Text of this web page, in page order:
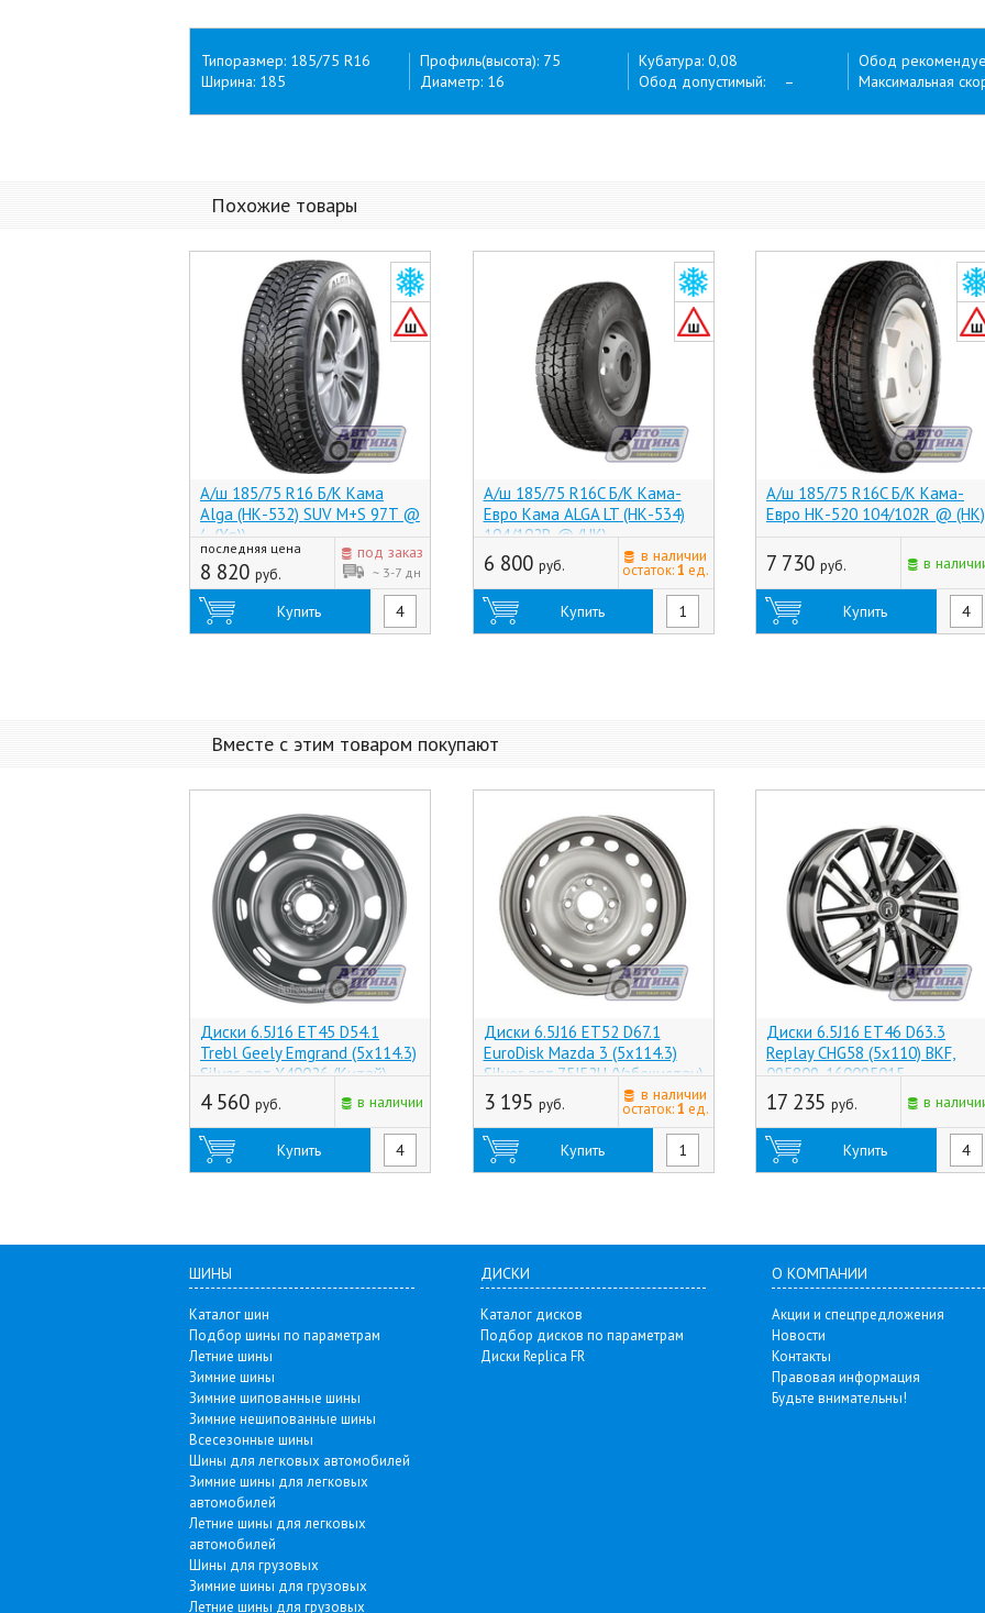
Типоразмер: 185/75 R16
Ширина: 185
Профиль(высота): 75
Диаметр: 16
Кубатура: 0,08
Обод допустимый: –
Обод
Максимальная
Похожие товары
А/ш 185/75 R16 Б/К Кама
Alga (НК-532) SUV M+S 97T @
(-, (Хр))
последняя цена
8 820 руб.
под заказ
~ 3-7 дн
Купить
А/ш 185/75 R16C Б/К Кама-
Евро Кама ALGA LT (НК-534)
104/102R @ (НК)
6 800 руб.
в наличии
остаток:1 ед.
Купить
А/ш 185/75 R16C Б/К Кама-
Евро НК-520 104/102R @ (НК)
7 730 руб. в
Купить
Вместе с этим товаром покупают
Диски 6.5J16 ET45 D54.1
Trebl Geely Emgrand (5x114.3)
Silver, арт.X40026 (Китай)
4 560 руб. в наличии
Купить
Диски 6.5J16 ET52 D67.1
EuroDisk Mazda 3 (5x114.3)
Silver арт.75J52H (Узбекистан)
3 195 руб.
в наличии
остаток:1 ед.
Купить
Диски 6.5J16 ET46 D63.3
Replay CHG58 (5x110) BKF,
095809-160095015
(Малайзия, (КР))
17 235 руб. в
Купить
ШИНЫ
Каталог шин
Подбор шины по параметрам
Летние шины
Зимние шины
Зимние шипованные шины
Зимние нешипованные шины
Всесезонные шины
Шины для легковых автомобилей
Зимние шины для легковых
автомобилей
Летние шины для легковых
автомобилей
Шины для грузовых
Зимние шины для грузовых
Летние шины для грузовых
ДИСКИ
Каталог дисков
Подбор дисков по параметрам
Диски Replica FR
О КОМПАНИИ
Акции и спецпредложения
Новости
Контакты
Правовая информация
Будьте внимательны!